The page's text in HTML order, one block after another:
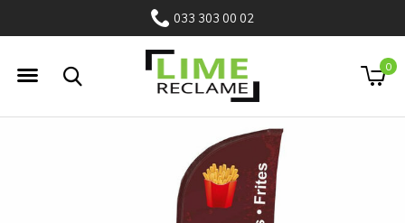
033 303 00 02
0